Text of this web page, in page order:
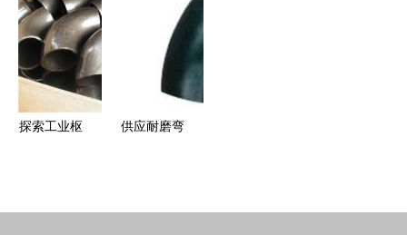
三通管件规
格全解析
头、三通，
耐腐蚀管件
的价格、厂
家与选购指
南
探索工业枢
供应耐磨弯